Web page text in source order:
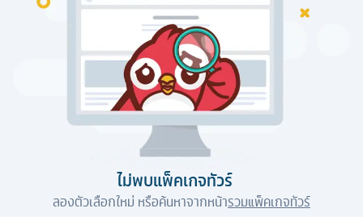
ไม่พบแพ็คเกจทัวร์
ลองตัวเลือกใหม่ หรือค้นหาจากหน้ารวมแพ็คเกจทัวร์